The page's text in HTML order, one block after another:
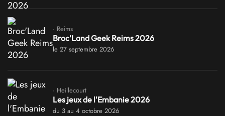
· Reims
Broc'Land Geek Reims 2026
le 27 septembre 2026
· Heillecourt
Les jeux de l'Embanie 2026
du 3 au 4 octobre 2026